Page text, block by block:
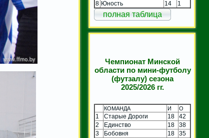
8 Юность 14 1
полная таблица
Чемпионат Минской
области по мини-футболу
(футзалу) сезона
2025/2026 гг.
КОМАНДА И О
1 Старые Дороги 18
42
2
Единство 18
38
3
Бобовня 18
35